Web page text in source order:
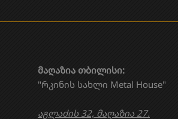
მაღაზია თბილისი:
"რკინის სახლი Metal House"
აგლაძის 32, მაღაზია 27.